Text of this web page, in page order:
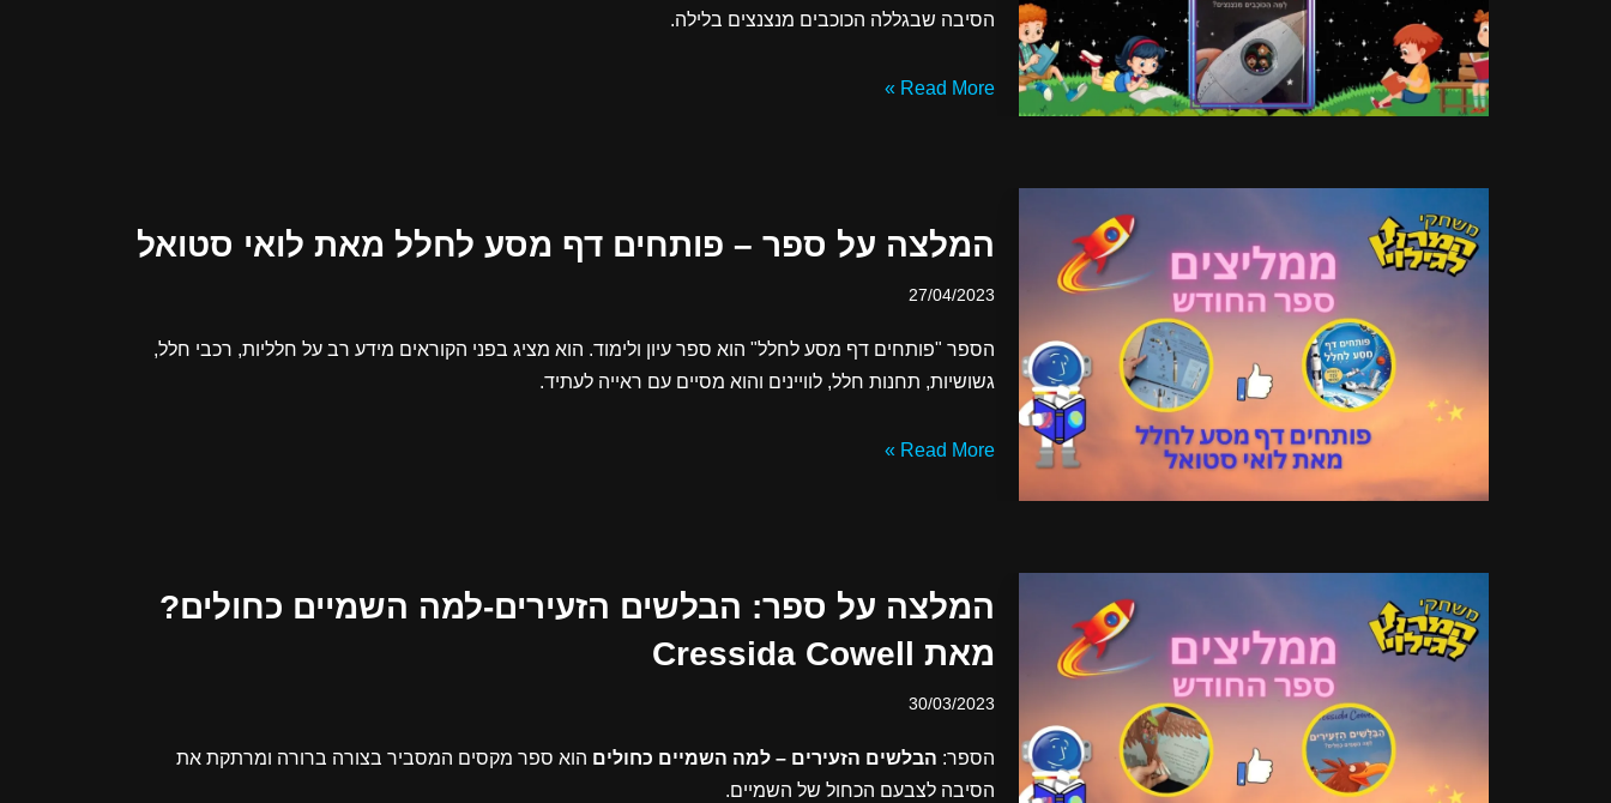
הסיבה שבגללה הכוכבים מנצנצים בלילה.
Read More »
המלצה על ספר – פותחים דף מסע לחלל מאת לואי סטואל
27/04/2023
הספר "פותחים דף מסע לחלל" הוא ספר עיון ולימוד. הוא מציג בפני הקוראים מידע רב על חלליות, רכבי חלל,
גשושיות, תחנות חלל, לוויינים והוא מסיים עם ראייה לעתיד.
Read More »
המלצה על ספר: הבלשים הזעירים-למה השמיים כחולים?
מאת Cressida Cowell
30/03/2023
הספר: הבלשים הזעירים – למה השמיים כחולים הוא ספר מקסים המסביר בצורה ברורה ומרתקת את
הסיבה לצבעם הכחול של השמיים.